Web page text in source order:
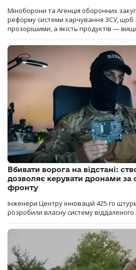
Міноборони та Агенція оборонних
реформу системи харчування ЗСУ, щоб
прозорішими, а якість продуктів —
Вбивати ворога на відстані:
дозволяє керувати дронами за
фронту
Інженери Центру інновацій 425-го
розробили власну систему